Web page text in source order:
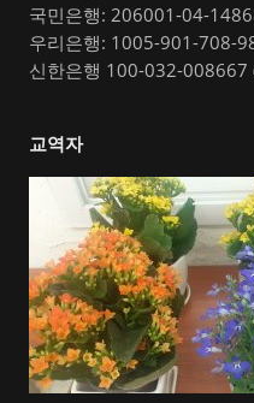
국민은행: 206001-04-
우리은행: 1005-901-708-
신한은행 100-032-008667
교역자